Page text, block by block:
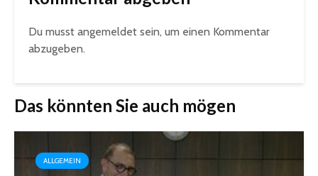
Du musst angemeldet sein, um einen Kommentar
abzugeben.
Das könnten Sie auch mögen
ALLGEMEIN